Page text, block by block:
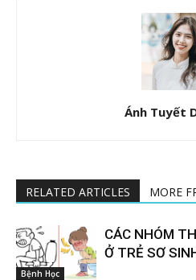
Ánh Tuyết
RELATED ARTICLES MORE
Bệnh Học
CÁC NHÓM
Ở TRẺ SƠ